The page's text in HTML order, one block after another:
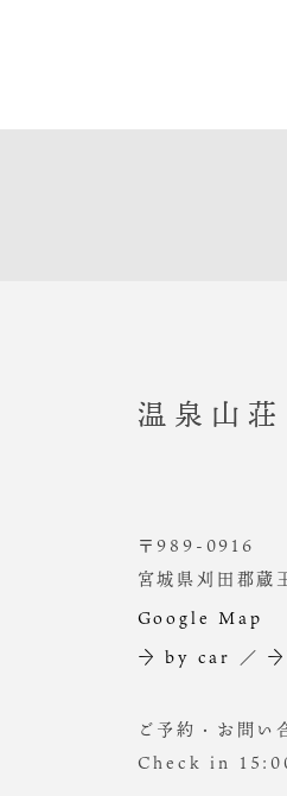
温泉山
〒989-0916
宮城県刈田郡蔵
Google Map
→ by car ／
ご予約・お問い
Check in